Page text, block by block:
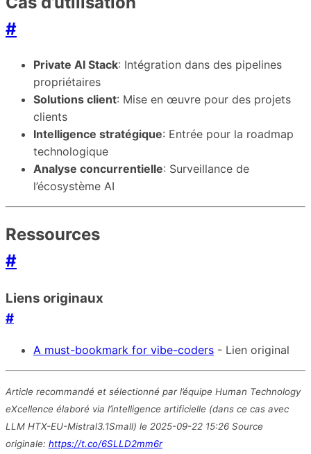
#
Private AI Stack: Intégration dans des pipelines
propriétaires
Solutions client: Mise en œuvre pour des projets
clients
Intelligence stratégique: Entrée pour la roadmap
technologique
Analyse concurrentielle: Surveillance de
l’écosystème AI
Ressources
#
Liens originaux
#
A must-bookmark for vibe-coders - Lien original
Article recommandé et sélectionné par l’équipe Human Technology
eXcellence élaboré via l’intelligence artificielle (dans ce cas avec
LLM HTX-EU-Mistral3.1Small) le 2025-09-22 15:26 Source
originale: https://t.co/6SLLD2mm6r